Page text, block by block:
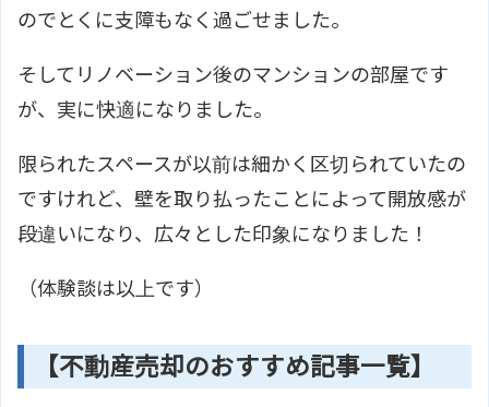
のでとくに支障もなく過ごせました。
そしてリノベーション後のマンションの部屋です
が、実に快適になりました。
限られたスペースが以前は細かく区切られていたの
ですけれど、壁を取り払ったことによって開放感が
段違いになり、広々とした印象になりました！
（体験談は以上です）
【不動産売却のおすすめ記事一覧】